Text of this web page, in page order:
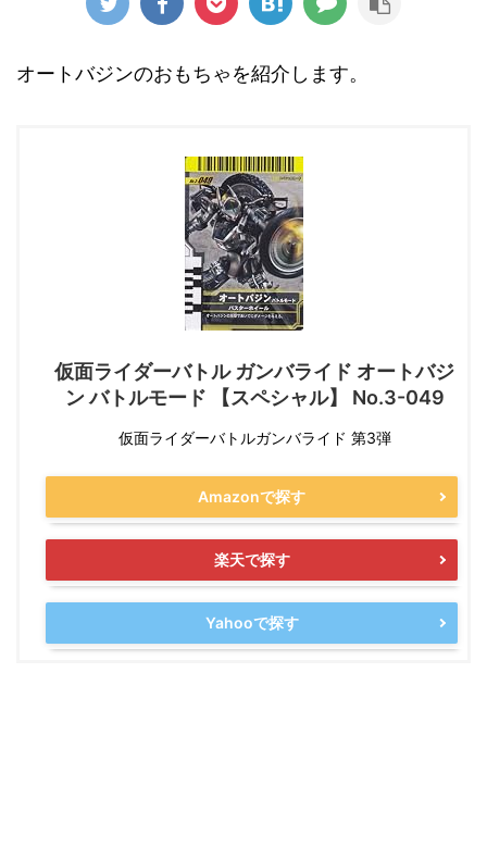
オートバジンのおもちゃを紹介します。
仮面ライダーバトル ガンバライド オートバジ
ン バトルモード 【スペシャル】 No.3-049
仮面ライダーバトルガンバライド 第3弾
Amazonで探す
楽天で探す
Yahooで探す